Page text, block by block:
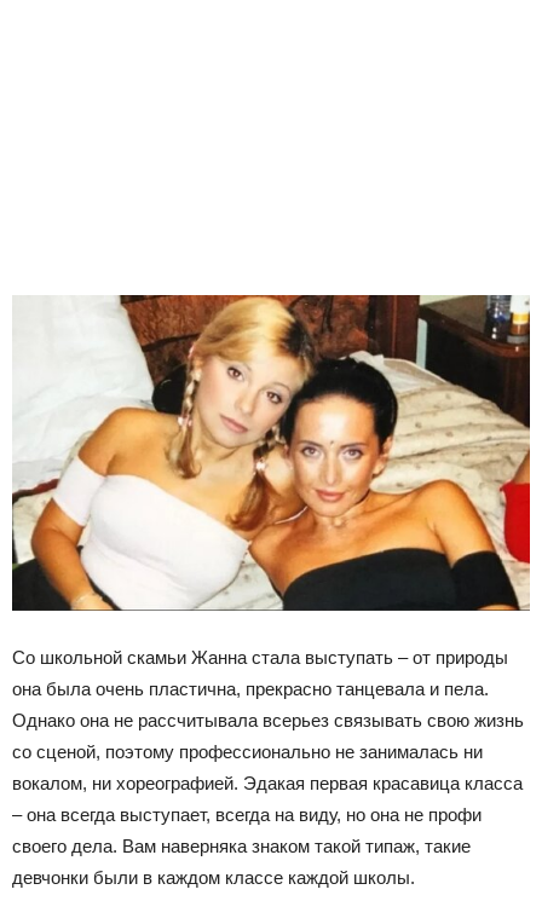
Со школьной скамьи Жанна стала выступать – от природы
она была очень пластична, прекрасно танцевала и пела.
Однако она не рассчитывала всерьез связывать свою жизнь
со сценой, поэтому профессионально не занималась ни
вокалом, ни хореографией. Эдакая первая красавица класса
– она всегда выступает, всегда на виду, но она не профи
своего дела. Вам наверняка знаком такой типаж, такие
девчонки были в каждом классе каждой школы.